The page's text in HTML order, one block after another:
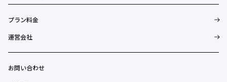
プラン料金
運営会社
お問い合わせ